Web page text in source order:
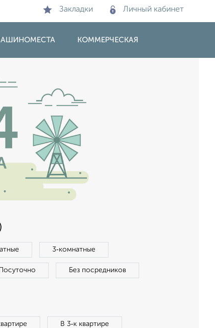
Закладки Личный кабинет
КОММЕРЧЕСКАЯ
3‑комнатные
Посуточно Без посредников
В 3‑к квартире